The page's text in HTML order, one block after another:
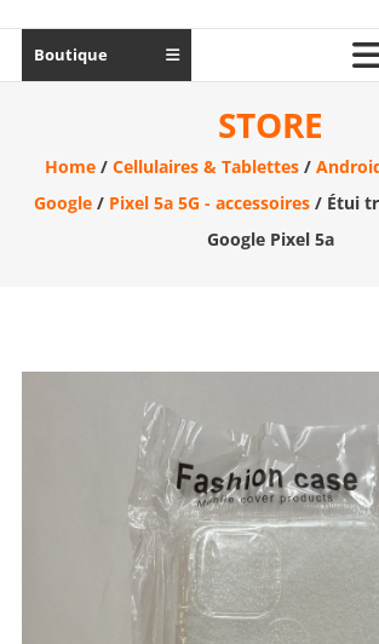
Ordinateur,
cellulaire
Boutique
STORE
Home/ Cellulaires & Tablettes/
Google/ Pixel 5a 5G - accessoires/ Étui
Google Pixel 5a